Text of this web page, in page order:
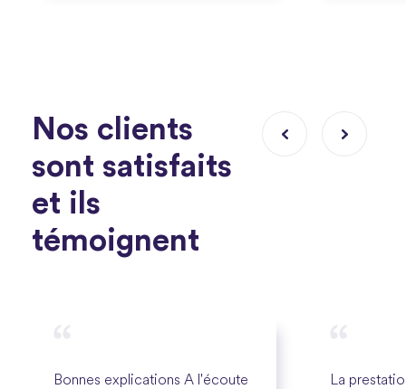
Nos clients
sont satisfaits
et ils
témoignent
Bonnes explications A l'écoute La